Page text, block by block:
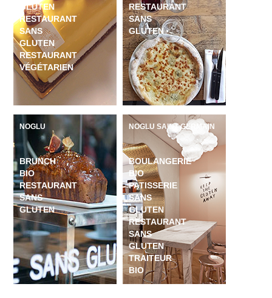
GLUTEN
RESTAURANT
SANS
GLUTEN
RESTAURANT
VÉGÉTARIEN
RESTAURANT
SANS
GLUTEN
NOGLU
BRUNCH
BIO
RESTAURANT
SANS
GLUTEN
NOGLU SAINT GERMAIN
BOULANGERIE
BIO
PATISSERIE
SANS
GLUTEN
RESTAURANT
SANS
GLUTEN
TRAITEUR
BIO